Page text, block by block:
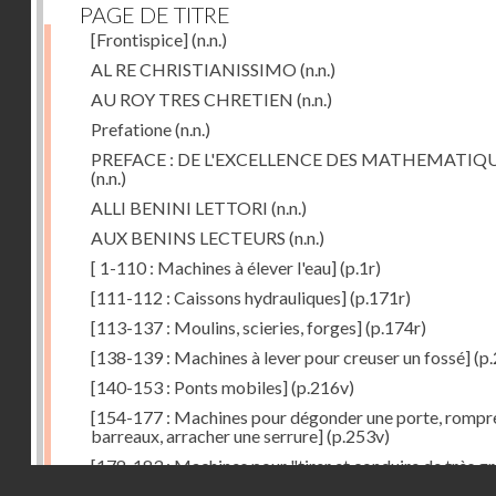
PAGE DE TITRE
[Frontispice](n.n.)
AL RE CHRISTIANISSIMO (n.n.)
AU ROY TRES CHRETIEN (n.n.)
Prefatione(n.n.)
PREFACE : DE L'EXCELLENCE DES
(n.n.)
ALLI BENINI LETTORI (n.n.)
AUX BENINS LECTEURS (n.n.)
[ 1-110 : Machines à élever l'eau](p.1r)
[111-112 : Caissons hydrauliques](p.171r)
[113-137 : Moulins, scieries, forges](p.174r)
[138-139 : Machines à lever pour creuser un fossé]
[140-153 : Ponts mobiles](p.216v)
[154-177 : Machines pour dégonder une porte,
barreaux, arracher une serrure](p.253v)
[178-183 : Machines pour "tirer et conduire de très